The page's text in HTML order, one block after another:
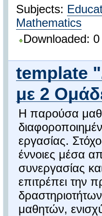
Subjects:
Mathematics
Downloaded:
template
με 2
Η παρούσα
εργασίας.
έννοιες μέσα
συνεργασίας
επιτρέπει την
μαθητών,